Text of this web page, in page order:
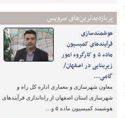
پربازدیدترین‌های سرویس
هوشمندسازی
فرآیندهای کمیسیون
ماده ۵ و کارگروه امور
زیربنایی در اصفهان/
گامی…
معاون شهرسازی و معماری اداره کل راه و
شهرسازی استان اصفهان از راه‌اندازی فرآیندهای
هوشمند کمیسیون ماده ۵ و…